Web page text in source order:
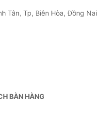
Tân, Tp, Biên Hòa, Đồng Nai
BÀN HÀNG